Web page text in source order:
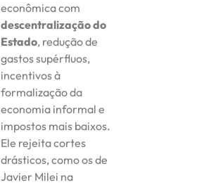
econômica com
descentralização do
Estado, redução de
gastos supérfluos,
incentivos à
formalização da
economia informal e
impostos mais baixos.
Ele rejeita cortes
drásticos, como os de
Javier Milei na